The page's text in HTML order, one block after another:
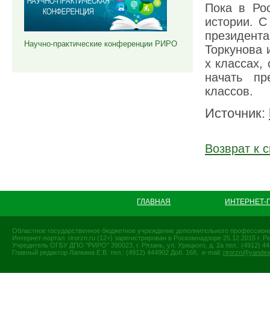
Научно-практические конференции РИРО
Пока в
истории.
Торкунова
х классах,
начать
классов.
Источник:
Возврат к
ГЛАВНАЯ
Областное государственное бюджетное учреждение дополнительного
Интернет-портал rirorzn.ru (12+) зарегистрирован в Роскомнадзоре 25.12.2015
Учредитель ОГБУ ДПО "РИРО" 390023, г. Рязань, ул. Урицкого, д. 2а тел.: (4912)
Главный редактор Лапкина Е.В. тел.: (4912) 444902 Доб. 168, e-mail: